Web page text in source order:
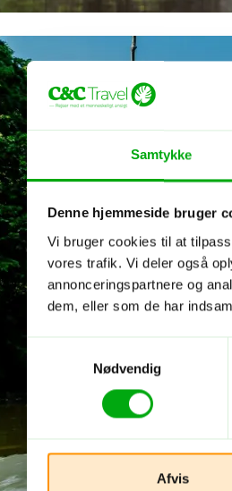
Samtykke
Denne hjemmeside bruger
Vi bruger cookies til at
vores trafik. Vi deler også
annonceringspartnere og
dem, eller som de har
Samtykkevalg
Nødvendig
Afvis